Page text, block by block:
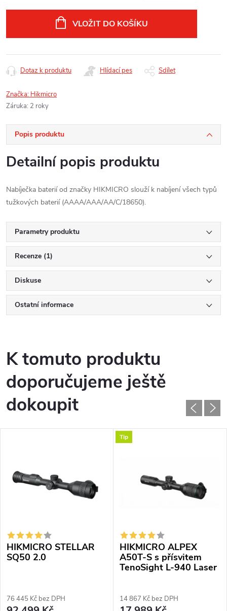
VLOŽIT DO KOŠÍKU
Dotaz k produktu Hlídací pes Sdílet
Značka: Hikmicro
Záruka: 2 roky
Popis produktu
Detailní popis produktu
Nabíječka baterií od značky HIKMICRO slouží k nabíjení všech typů
tužkových baterií (AAAA/AAA/AA/C/18650).
Parametry produktu
Recenze (1)
Diskuse
Ostatní informace
K tomuto produktu
doporučujeme ještě
dokoupit
HIKMICRO STELLAR
SQ50 2.0
76 445 Kč bez DPH
Tip
HIKMICRO ALPEX
A50T-S s přísvitem
TenoSight L-940 Laser
14 867 Kč bez DPH